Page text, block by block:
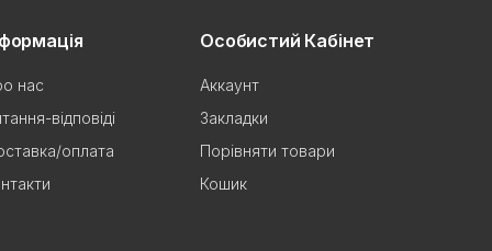
нас
відповіді
оплата
Особистий Кабінет
Аккаунт
Закладки
Порівняти товари
Кошик